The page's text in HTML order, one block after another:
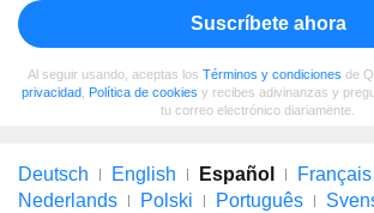
Suscríbete ahora
Al seguir usando, aceptas los Términos y condiciones de
privacidad, Política de cookies y recibes adivinanzas y
tu correo electrónico diariamente.
Deutsch English Español Français
Nederlands
Polski Português